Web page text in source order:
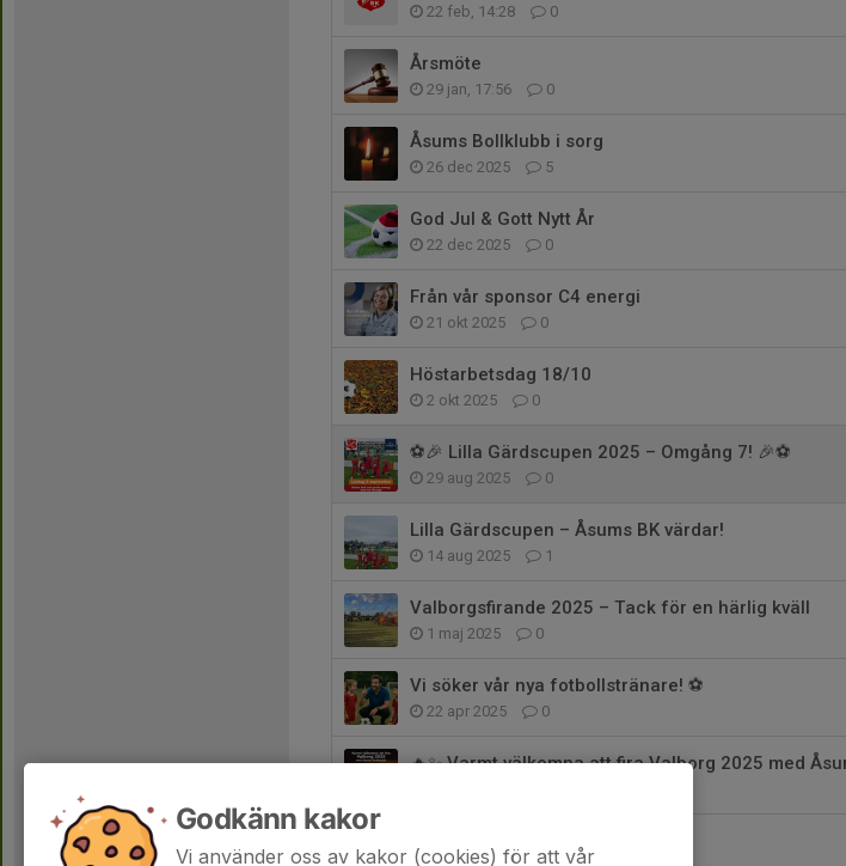
22 feb, 14:28 0
Årsmöte
29 jan, 17:56 0
Åsums Bollklubb i sorg
26 dec 2025 5
God Jul & Gott Nytt År
22 dec 2025 0
Från vår sponsor C4 energi
21 okt 2025 0
Höstarbetsdag 18/10
2 okt 2025 0
⚽🎉 Lilla Gärdscupen 2025 – Omgång 7! 🎉⚽
29 aug 2025 0
Lilla Gärdscupen – Åsums BK värdar!
14 aug 2025 1
Valborgsfirande 2025 – Tack för en härlig kväll
1 maj 2025 0
Vi söker vår nya fotbollstränare! ⚽️
22 apr 2025 0
🔥✨ Varmt välkomna att fira Valborg 2025 med
Godkänn kakor
Vi använder oss av kakor (cookies) för att vår